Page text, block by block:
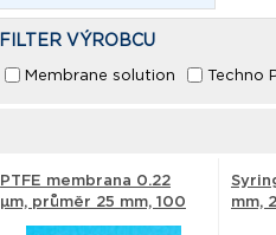
FILTER VÝROBCU
Membrane solution Techno
PTFE membrana 0.22
µm, průměr 25 mm, 100
ks - Membrane solution
mm,